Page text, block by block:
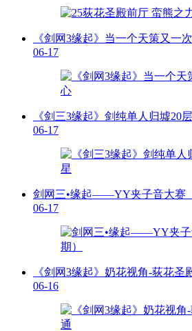
《剑网3缘起》当一个天策又一
06-17
《剑三3缘起》剑纯单人归墟20
06-17
剑网三•缘起——YY夹子音大赛
06-17
《剑网3缘起》奶花视角-荻花圣
06-16